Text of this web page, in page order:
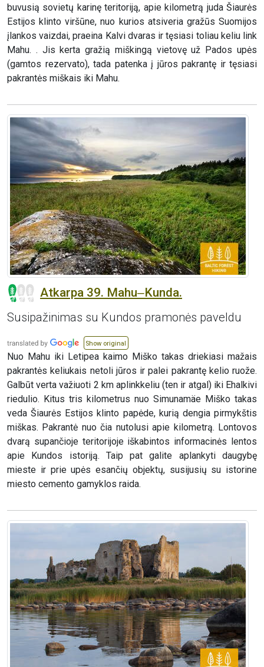
buvusią sovietų karinę teritoriją, apie kilometrą juda Šiaurės
Estijos klinto viršūne, nuo kurios atsiveria gražūs Suomijos
įlankos vaizdai, praeina Kalvi dvaras ir tęsiasi toliau keliu link
Mahu. . Jis kerta gražią miškingą vietovę už Pados upės
(gamtos rezervato), tada patenka į jūros pakrantę ir tęsiasi
pakrantės miškais iki Mahu.
Atkarpa 39. Mahu‒Kunda.
Susipažinimas su Kundos pramonės paveldu
Show original
Nuo Mahu iki Letipea kaimo Miško takas driekiasi mažais
pakrantės keliukais netoli jūros ir palei pakrantę kelio ruože.
Galbūt verta važiuoti 2 km aplinkkeliu (ten ir atgal) iki Ehalkivi
riedulio. Kitus tris kilometrus nuo Simunamäe Miško takas
veda Šiaurės Estijos klinto papėde, kurią dengia pirmykštis
miškas. Pakrantė nuo čia nutolusi apie kilometrą. Lontovos
dvarą supančioje teritorijoje iškabintos informacinės lentos
apie Kundos istoriją. Taip pat galite aplankyti daugybę
mieste ir prie upės esančių objektų, susijusių su istorine
miesto cemento gamyklos raida.